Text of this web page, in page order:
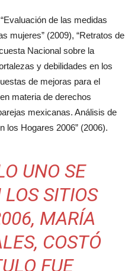
de las medidas
mujeres” (2009), “Retratos de
Nacional sobre la
y debilidades en los
de mejoras para el
materia de derechos
mexicanas. Análisis de
los Hogares 2006” (2006).
UNO SE
SITIOS
MARÍA
COSTÓ
FUE